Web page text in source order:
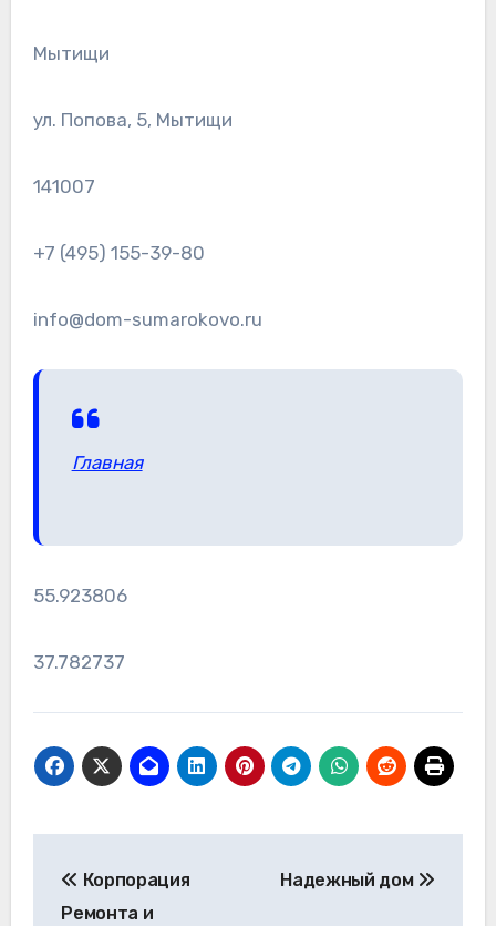
Мытищи
ул. Попова, 5, Мытищи
141007
+7 (495) 155-39-80
info@dom-sumarokovo.ru
Главная
55.923806
37.782737
по
Корпорация
Ремонта и
Надежный дом